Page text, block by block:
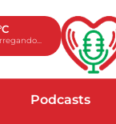
Podcasts